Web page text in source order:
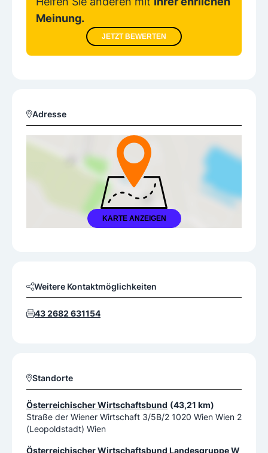
Meinung.
JETZT BEWERTEN
Adresse
KARTE ANZEIGEN
Weitere Kontaktmöglichkeiten
43 2682 631154
Standorte
Österreichischer Wirtschaftsbund (43,21 km)
Straße der Wiener Wirtschaft 3/5B/2 1020 Wien Wien 2
(Leopoldstadt) Wien
Österreichischer Wirtschaftsbund Landesgruppe W